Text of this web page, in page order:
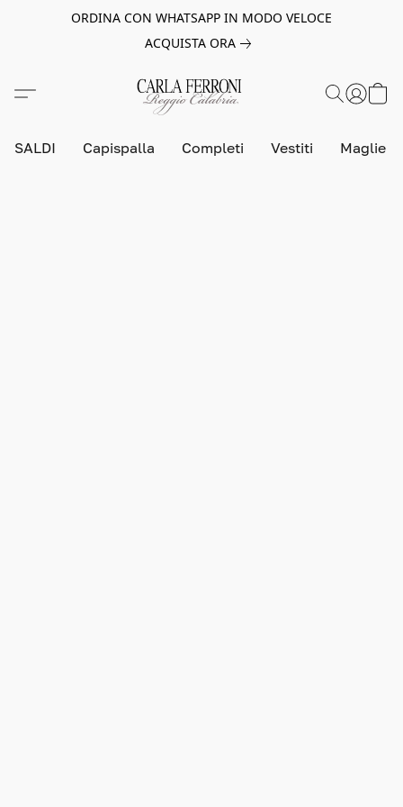
ORDINA CON WHATSAPP IN MODO VELOCE
ACQUISTA ORA
SALDI Capispalla Completi Vestiti Maglie e